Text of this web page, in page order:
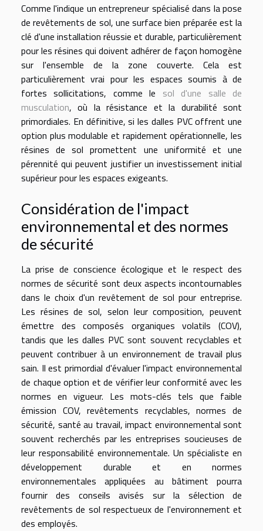
Comme l'indique un entrepreneur spécialisé dans la pose
de revêtements de sol, une surface bien préparée est la
clé d'une installation réussie et durable, particulièrement
pour les résines qui doivent adhérer de façon homogène
sur l'ensemble de la zone couverte. Cela est
particulièrement vrai pour les espaces soumis à de
fortes sollicitations, comme le sol d'une salle de
musculation, où la résistance et la durabilité sont
primordiales. En définitive, si les dalles PVC offrent une
option plus modulable et rapidement opérationnelle, les
résines de sol promettent une uniformité et une
pérennité qui peuvent justifier un investissement initial
supérieur pour les espaces exigeants.
Considération de l'impact
environnemental et des normes
de sécurité
La prise de conscience écologique et le respect des
normes de sécurité sont deux aspects incontournables
dans le choix d'un revêtement de sol pour entreprise.
Les résines de sol, selon leur composition, peuvent
émettre des composés organiques volatils (COV),
tandis que les dalles PVC sont souvent recyclables et
peuvent contribuer à un environnement de travail plus
sain. Il est primordial d'évaluer l'impact environnemental
de chaque option et de vérifier leur conformité avec les
normes en vigueur. Les mots-clés tels que faible
émission COV, revêtements recyclables, normes de
sécurité, santé au travail, impact environnemental sont
souvent recherchés par les entreprises soucieuses de
leur responsabilité environnementale. Un spécialiste en
développement durable et en normes
environnementales appliquées au bâtiment pourra
fournir des conseils avisés sur la sélection de
revêtements de sol respectueux de l'environnement et
des employés.